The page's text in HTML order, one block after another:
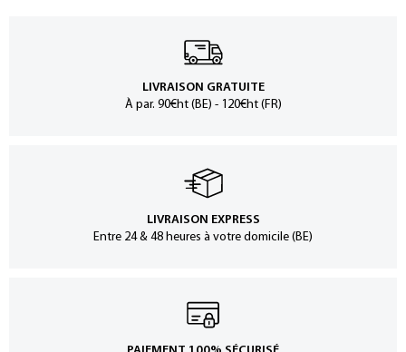
LIVRAISON GRATUITE
À par. 90€ht (BE) - 120€ht (FR)
LIVRAISON EXPRESS
Entre 24 & 48 heures à votre domicile (BE)